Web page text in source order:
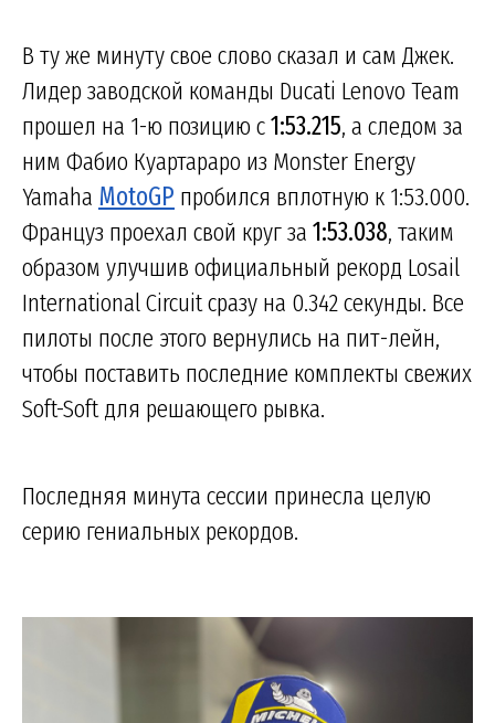
В ту же минуту свое слово сказал и сам Джек.
Лидер заводской команды Ducati Lenovo Team
прошел на 1-ю позицию с1:53.215, а следом за
ним Фабио Куартараро из Monster Energy
Yamaha MotoGP пробился вплотную к 1:53.000.
Француз проехал свой круг за 1:53.038, таким
образом улучшив официальный рекорд Losail
International Circuit сразу на 0.342 секунды. Все
пилоты после этого вернулись на пит-лейн,
чтобы поставить последние комплекты свежих
Soft-Soft для решающего рывка.
Последняя минута сессии принесла целую
серию гениальных рекордов.